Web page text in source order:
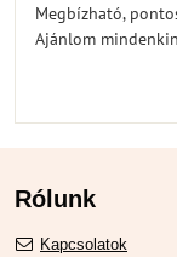
Megbízható,
Ajánlom
Rólunk
Kapcsolatok